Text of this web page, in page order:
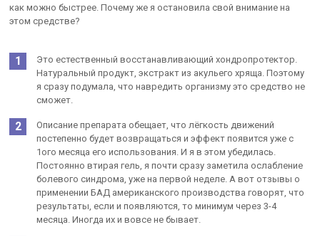
как можно быстрее. Почему же я остановила свой внимание на
этом средстве?
Это естественный восстанавливающий хондропротектор.
Натуральный продукт, экстракт из акульего хряща. Поэтому
я сразу подумала, что навредить организму это средство не
сможет.
Описание препарата обещает, что лёгкость движений
постепенно будет возвращаться и эффект появится уже с
1ого месяца его использования. И я в этом убедилась.
Постоянно втирая гель, я почти сразу заметила ослабление
болевого синдрома, уже на первой неделе. А вот отзывы о
применении БАД американского производства говорят, что
результаты, если и появляются, то минимум через 3-4
месяца. Иногда их и вовсе не бывает.